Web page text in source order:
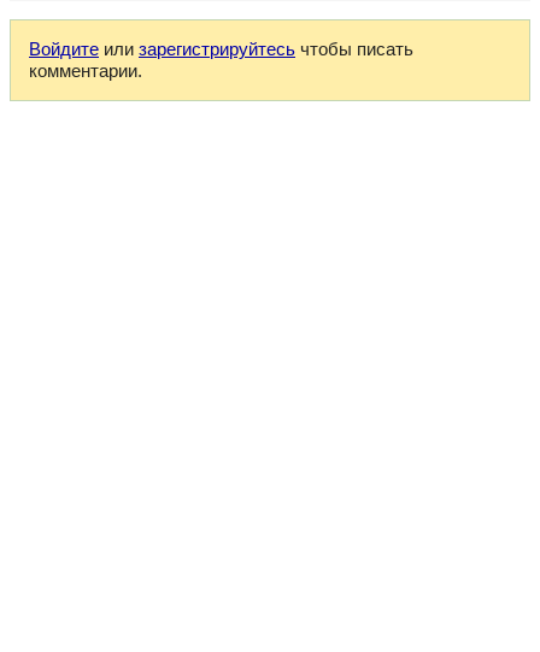
Войдите или зарегистрируйтесь чтобы писать
комментарии.